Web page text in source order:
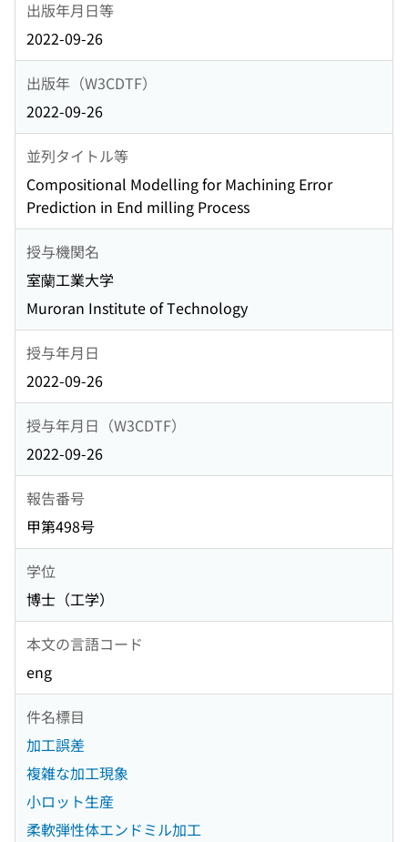
出版年月日等
2022-09-26
出版年（W3CDTF）
2022-09-26
並列タイトル等
Compositional Modelling for Machining Error
Prediction in End milling Process
授与機関名
室蘭工業大学
Muroran Institute of Technology
授与年月日
2022-09-26
授与年月日（W3CDTF）
2022-09-26
報告番号
甲第498号
学位
博士（工学）
本文の言語コード
eng
件名標目
加工誤差
複雑な加工現象
小ロット生産
柔軟弾性体エンドミル加工